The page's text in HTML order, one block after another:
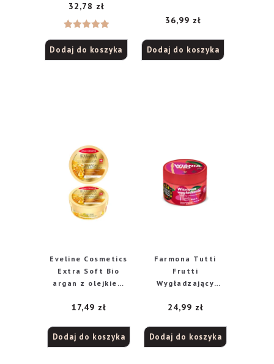
5.00na 5
32,78 zł
Dodaj do koszyka
na noc, 30 ml
36,99 zł
Dodaj do koszyka
Eveline Cosmetics
Extra Soft Bio
argan z olejkiem
17,49 zł
Dodaj do koszyka
Farmona Tutti
Frutti
Wygładzający
ciała Wiśnia i
Shot A, 300 g
24,99 zł
Dodaj do koszyka